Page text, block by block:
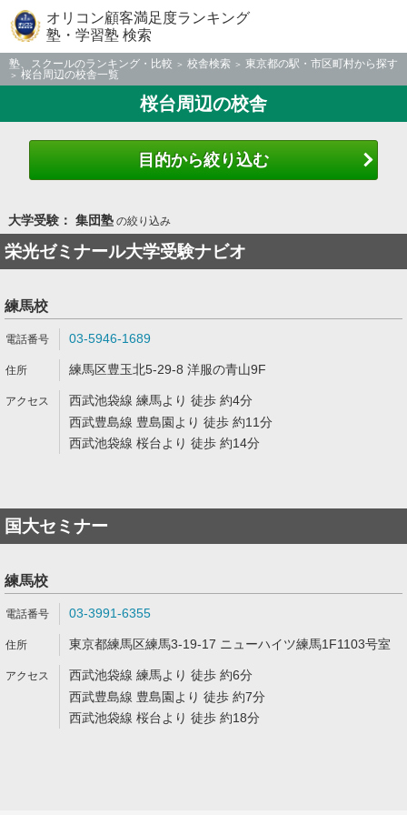
オリコン顧客満足度ランキング
塾・学習塾 検索
塾、スクールのランキング・比較 校舎検索
東京都の駅・市区町村から探す
桜台周辺の校舎一覧
桜台周辺の校舎
目的から絞り込む
大学受験： 集団塾の絞り込み
栄光ゼミナール大学受験ナビオ
練馬校
03-5946-1689
練馬区豊玉北5-29-8 洋服の青山9F
西武池袋線 練馬より 徒歩 約4分
西武豊島線 豊島園より 徒歩 約11分
西武池袋線 桜台より 徒歩 約14分
国大セミナー
練馬校
03-3991-6355
東京都練馬区練馬3-19-17 ニューハイツ練馬1F1103号室
西武池袋線 練馬より 徒歩 約6分
西武豊島線 豊島園より 徒歩 約7分
西武池袋線 桜台より 徒歩 約18分